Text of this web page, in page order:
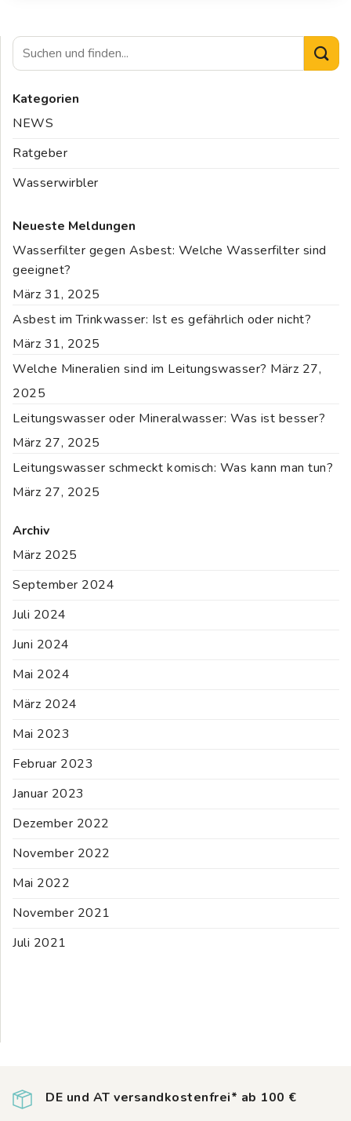
Kategorien
NEWS
Ratgeber
Wasserwirbler
Neueste Meldungen
Wasserfilter gegen Asbest: Welche Wasserfilter sind
geeignet?
März 31, 2025
Asbest im Trinkwasser: Ist es gefährlich oder nicht?
März 31, 2025
Welche Mineralien sind im Leitungswasser? März 27,
2025
Leitungswasser oder Mineralwasser: Was ist besser?
März 27, 2025
Leitungswasser schmeckt komisch: Was kann man tun?
März 27, 2025
Archiv
März 2025
September 2024
Juli 2024
Juni 2024
Mai 2024
März 2024
Mai 2023
Februar 2023
Januar 2023
Dezember 2022
November 2022
Mai 2022
November 2021
Juli 2021
DE und AT versandkostenfrei* ab 100 €